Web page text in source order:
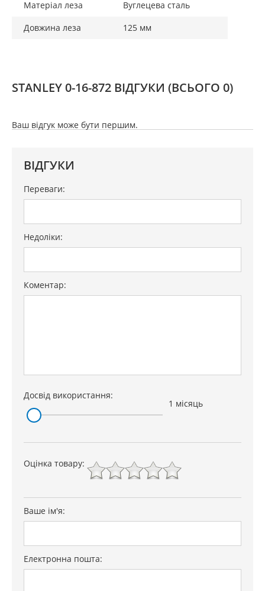
Матеріал леза
Вуглецева сталь
Довжина леза
125 мм
STANLEY 0-16-872 ВІДГУКИ (ВСЬОГО 0)
Ваш відгук може бути першим.
ВІДГУКИ
Переваги:
Недоліки:
Коментар:
Досвід використання:
1 місяць
Оцінка товару:
Ваше ім'я:
Електронна пошта: